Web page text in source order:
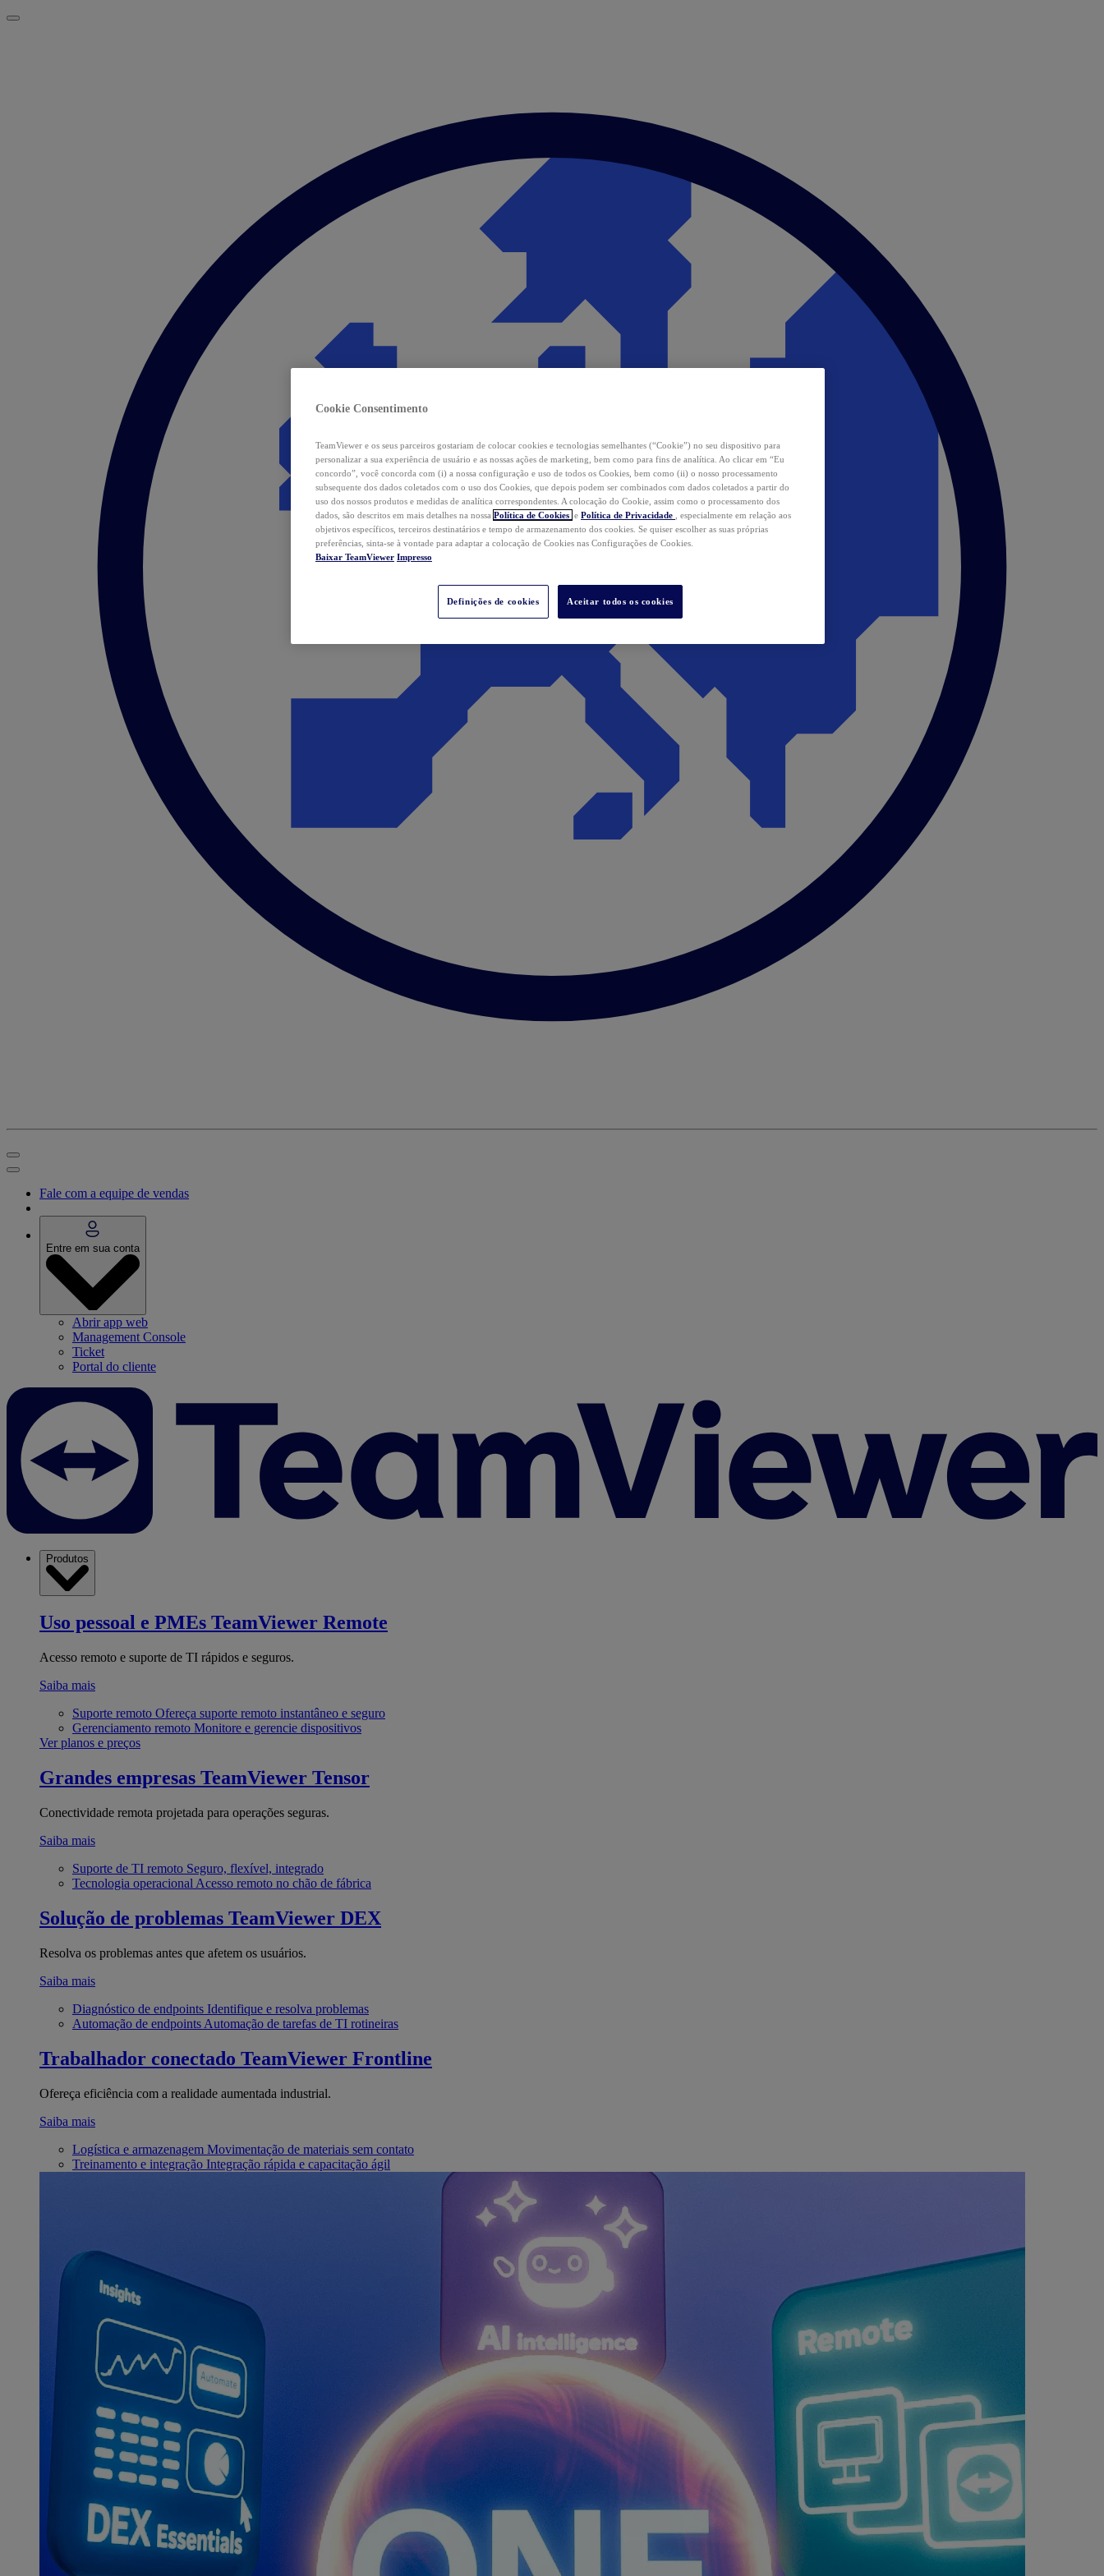
Fale com a equipe de vendas
Entre em sua conta
Abrir app web
Management Console
Ticket
Portal do cliente
Produtos
Uso pessoal e PMEs TeamViewer Remote
Acesso remoto e suporte de TI rápidos e seguros.
Saiba mais
Suporte remoto Ofereça suporte remoto instantâneo e seguro
Gerenciamento remoto Monitore e gerencie dispositivos
Ver planos e preços
Grandes empresas TeamViewer Tensor
Conectividade remota projetada para operações seguras.
Saiba mais
Suporte de TI remoto Seguro, flexível, integrado
Tecnologia operacional Acesso remoto no chão de fábrica
Solução de problemas TeamViewer DEX
Resolva os problemas antes que afetem os usuários.
Saiba mais
Diagnóstico de endpoints Identifique e resolva problemas
Automação de endpoints Automação de tarefas de TI rotineiras
Trabalhador conectado TeamViewer Frontline
Ofereça eficiência com a realidade aumentada industrial.
Saiba mais
Logística e armazenagem Movimentação de materiais sem contato
Treinamento e integração Integração rápida e capacitação ágil
Cookie Consentimento
TeamViewer e os seus parceiros gostariam de colocar cookies e tecnologias semelhantes (“Cookie”) no seu dispositivo para
personalizar a sua experiência de usuário e as nossas ações de marketing, bem como para fins de analítica. Ao clicar em “Eu
concordo”, você concorda com (i) a nossa configuração e uso de todos os Cookies, bem como (ii) o nosso processamento
subsequente dos dados coletados com o uso dos Cookies, que depois podem ser combinados com dados coletados a partir do
uso dos nossos produtos e medidas de analítica correspondentes. A colocação do Cookie, assim como o processamento dos
dados, são descritos em mais detalhes na nossa Política de Cookies e Política de Privacidade
, especialmente em relação aos
objetivos específicos, terceiros destinatários e tempo de armazenamento dos cookies. Se quiser escolher as suas próprias
preferências, sinta-se à vontade para adaptar a colocação de Cookies nas Configurações de Cookies.
Baixar TeamViewer Impresso
Definições de cookies Aceitar todos os cookies